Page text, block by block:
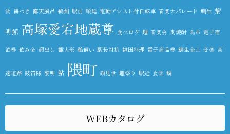
貨 餅つき 露天風呂 鵜飼 駅前 順延 電動アシスト付自転車 音楽大パレード 鯛生 黎
明館 高塚愛宕地蔵尊 食べログ 麺 音楽会 麦焼酎 鳥市 電子宿
泊券 飲み会 顔出し 雛人形 鵜飼い 駅長対抗 韓国料理 電子商品券 鯛生金山 音楽 高
速道路 鼓笛隊 黎明 鮎 隈町 顔見世 雛祭り 駅近 食堂 鯛
WEBカタログ